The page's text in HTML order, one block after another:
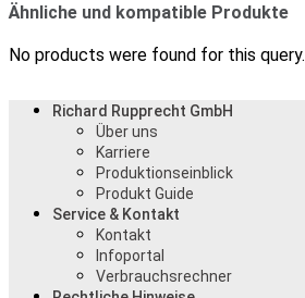
Ähnliche und kompatible Produkte
No products were found for this query.
Richard Rupprecht GmbH
Über uns
Karriere
Produktionseinblick
Produkt Guide
Service & Kontakt
Kontakt
Infoportal
Verbrauchsrechner